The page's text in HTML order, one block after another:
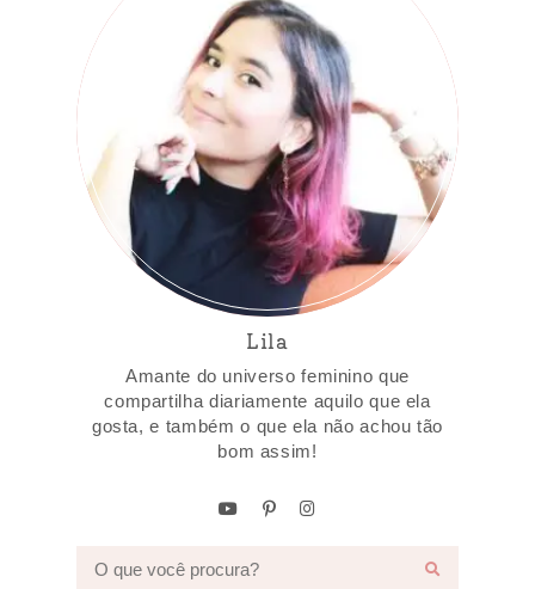
Lila
Amante do universo feminino que
compartilha diariamente aquilo que ela
gosta, e também o que ela não achou tão
bom assim!